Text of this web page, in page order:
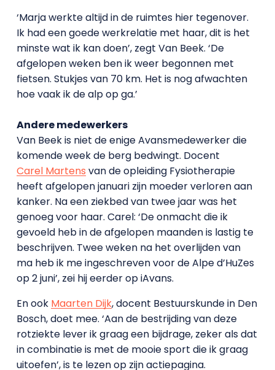
‘Marja werkte altijd in de ruimtes hier tegenover.
Ik had een goede werkrelatie met haar, dit is het
minste wat ik kan doen’, zegt Van Beek. ‘De
afgelopen weken ben ik weer begonnen met
fietsen. Stukjes van 70 km. Het is nog afwachten
hoe vaak ik de alp op ga.’
Andere medewerkers
Van Beek is niet de enige Avansmedewerker die
komende week de berg bedwingt. Docent
Carel Martens van de opleiding Fysiotherapie
heeft afgelopen januari zijn moeder verloren aan
kanker. Na een ziekbed van twee jaar was het
genoeg voor haar. Carel: ‘De onmacht die ik
gevoeld heb in de afgelopen maanden is lastig te
beschrijven. Twee weken na het overlijden van
ma heb ik me ingeschreven voor de Alpe d’HuZes
op 2 juni’, zei hij eerder op iAvans.
En ook Maarten Dijk, docent Bestuurskunde in Den
Bosch, doet mee. ‘Aan de bestrijding van deze
rotziekte lever ik graag een bijdrage, zeker als dat
in combinatie is met de mooie sport die ik graag
uitoefen’, is te lezen op zijn actiepagina.